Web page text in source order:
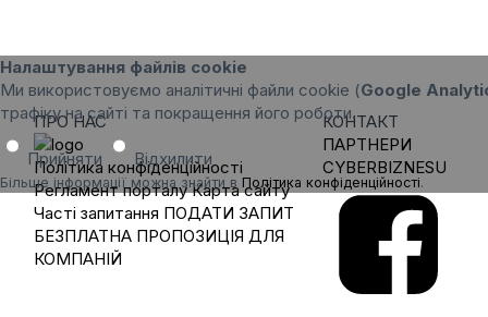
Налаштування файлів cookie
Ми використовуємо аналітичні файли cookie (Google
трафіку на сайті та покращення його роботи.
Прийняти Відхилити
Більше інформації можна знайти в Політика конфіденційності.
ПРО НАС
Політика конфіденційності
Регламент порталу Карта сайту
Часті запитання ПОДАТИ ЗАПИТ
БЕЗПЛАТНА ПРОПОЗИЦІЯ ДЛЯ
КОМПАНІЙ
КОНТАКТ
ПАРТНЕРИ
CYBERBIZNESU